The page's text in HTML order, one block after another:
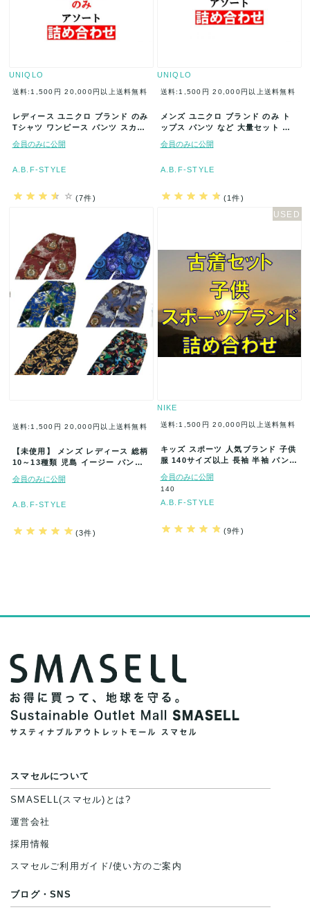
UNIQLO
送料:1,500円 20,000円以上送料無料
レディース ユニクロ ブランド のみ
Tシャツ ワンピース パンツ スカー
会員のみに公開
A.B.F-STYLE
(7件)
UNIQLO
送料:1,500円 20,000円以上送料無料
メンズ ユニクロ ブランド のみ ト
ップス パンツ など 大量セット ま
会員のみに公開
A.B.F-STYLE
(1件)
送料:1,500円 20,000円以上送料無料
【未使用】 メンズ レディース 総柄
10～13種類 児島 イージー パンツ
会員のみに公開
A.B.F-STYLE
(3件)
NIKE
送料:1,500円 20,000円以上送料無料
キッズ スポーツ 人気ブランド 子供
服 140サイズ以上 長袖 半袖 パンツ
会員のみに公開
140
A.B.F-STYLE
(9件)
スマセルについて
SMASELL(スマセル)とは?
運営会社
採用情報
スマセルご利用ガイド/使い方のご案内
ブログ・SNS